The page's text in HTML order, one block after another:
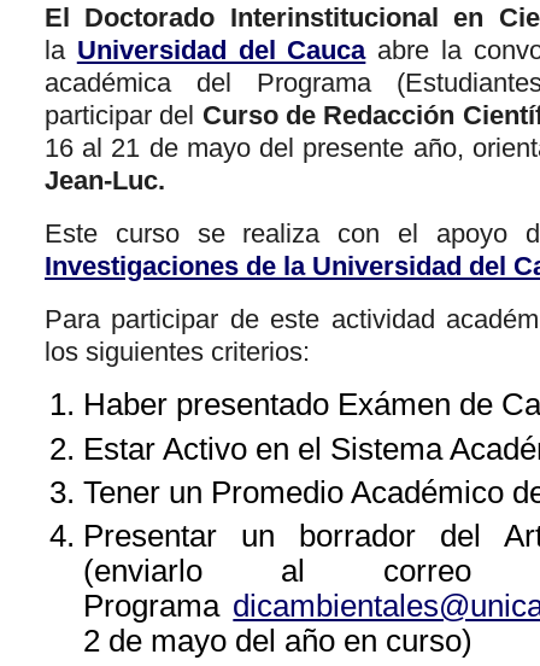
El Doctorado Interinstitucional en
la Universidad del Caucaabre la
académica del Programa
participar del Curso de Redacción
16 al 21 de mayo del presente año,
Jean-Luc.
Este curso se realiza con el apoyo
Investigaciones de la Universidad del
Para participar de este actividad
los siguientes criterios:
Haber presentado Exámen de
Estar Activo en el Sistema
Tener un Promedio Académico
Presentar un borrador del
(enviarlo al correo
Programa
2 de mayo del año en curso)